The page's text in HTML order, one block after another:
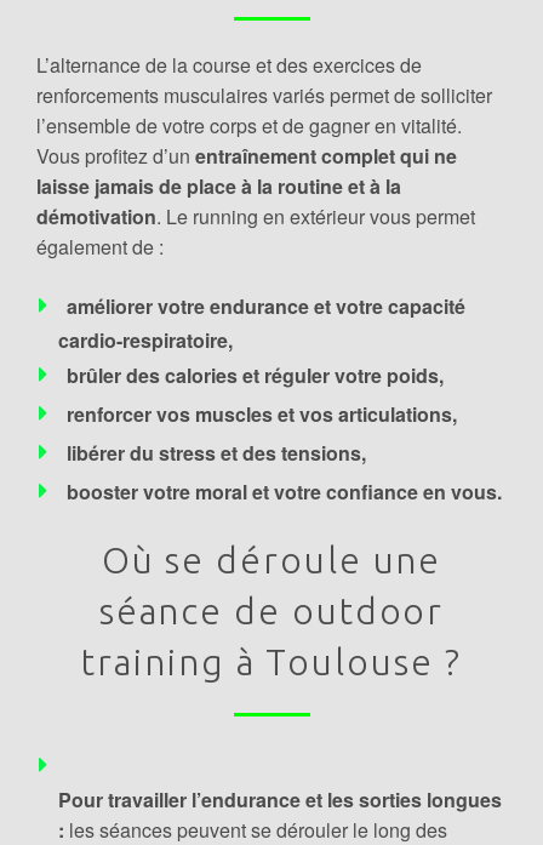
L’alternance de la course et des exercices de
renforcements musculaires variés permet de solliciter
l’ensemble de votre corps et de gagner en vitalité.
Vous profitez d’un entraînement complet qui ne
laisse jamais de place à la routine et à la
démotivation. Le running en extérieur vous permet
également de :
améliorer votre endurance et votre capacité
cardio-respiratoire,
brûler des calories et réguler votre poids,
renforcer vos muscles et vos articulations,
libérer du stress et des tensions,
booster votre moral et votre confiance en vous.
Où se déroule une
séance de outdoor
training à Toulouse ?
Pour travailler l’endurance et les sorties longues
: les séances peuvent se dérouler le long des